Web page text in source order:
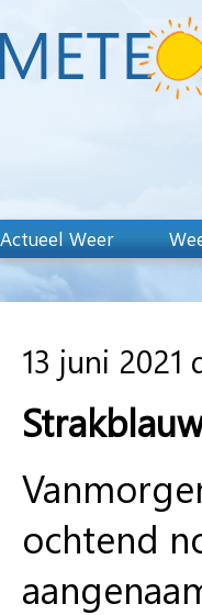
Actueel Weer
13 juni 2021
ochtend